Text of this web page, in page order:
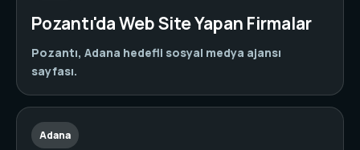
Pozantı'da Web Site Yapan Firmalar
Pozantı, Adana hedefli sosyal medya ajansı
sayfası.
Adana